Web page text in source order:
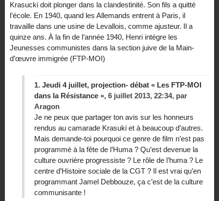
Krasucki doit plonger dans la clandestinité. Son fils a quitté
l’école. En 1940, quand les Allemands entrent à Paris, il
travaille dans une usine de Levallois, comme ajusteur. Il a
quinze ans. À la fin de l’année 1940, Henri intègre les
Jeunesses communistes dans la section juive de la Main-
d’œuvre immigrée (FTP-MOI)
1. Jeudi 4 juillet, projection- débat « Les FTP-MOI
dans la Résistance », 6 juillet 2013, 22:34, par
Aragon
Je ne peux que partager ton avis sur les honneurs
rendus au camarade Krasuki et à beaucoup d’autres.
Mais demande-toi pourquoi ce genre de film n’est pas
programmé à la fête de l’Huma ? Qu’est devenue la
culture ouvrière progressiste ? Le rôle de l’huma ? Le
centre d’Histoire sociale de la CGT ? Il est vrai qu’en
programmant Jamel Debbouze, ça c’est de la culture
communisante !